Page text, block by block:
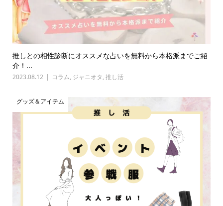
推しとの相性診断にオススメな占いを無料から本格派までご紹
介！...
2023.08.12 コラム, ジャニオタ, 推し活
グッズ＆アイテム